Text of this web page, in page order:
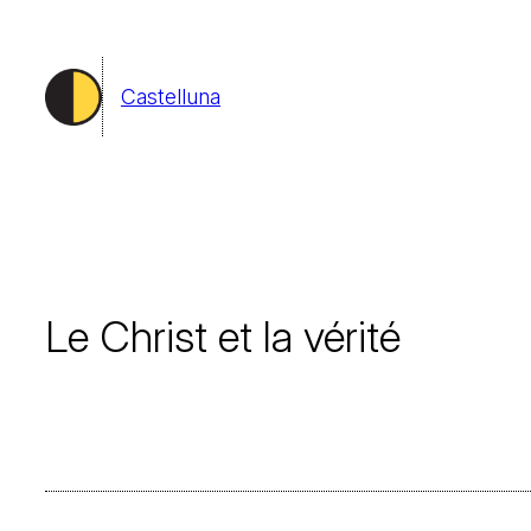
contenu
Castelluna
Le Christ et la vérité